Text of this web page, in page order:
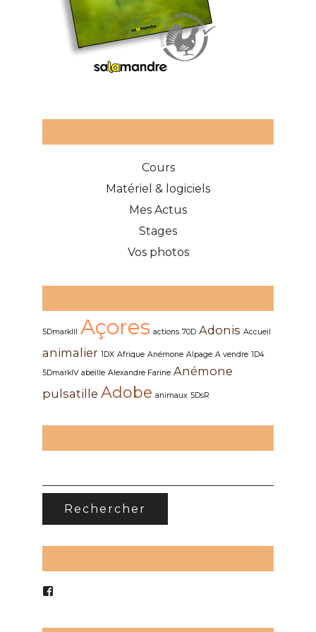
Cours
Matériel & logiciels
Mes Actus
Stages
Vos photos
5DmarkIII Açores actions 70D Adonis Accueil
animalier 1DX Afrique Anémone Alpage A vendre 1D4
5DmarkIV abeille Alexandre Farine Anémone
pulsatille Adobe animaux 5DsR